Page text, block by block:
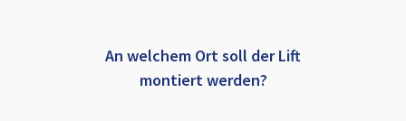
An welchem Ort soll der Lift
montiert werden?